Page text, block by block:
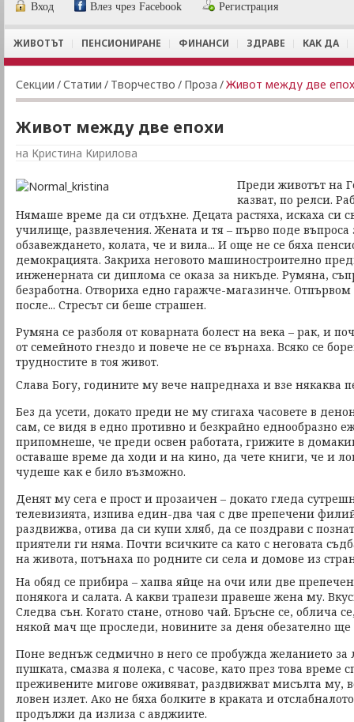
Вход Влез чрез Facebook Регистрация
ЖИВОТЪТ ПЕНСИОНИРАНЕ ФИНАНСИ ЗДРАВЕ КАК ДА
Секции /Статии / Творчество / Проза /Живот между две
Живот между две епохи
на Кристина Кирилова
Преди животът на
казват, по релси.
Нямаше време да си отдъхне. Децата растяха, искаха си
училище, развлечения. Жената и тя – първо поде
обзавеждането, колата, че и вила... И още не се бяха
демокрацията. Закриха неговото машиностроително
инженерната си диплома се оказа за никъде. Румяна,
безработна. Отвориха едно гаражче-магазинче.
после... Стресът си беше страшен.
Румяна се разболя от коварната болест на века – рак, и
от семейното гнездо и повече не се върнаха. Всяко се
трудностите в тоя живот.
Слава Богу, годините му вече напреднаха и взе някаква
Без да усети, докато преди не му стигаха часовете в
сам, се видя в едно противно и безкрайно еднообразно
припомнеше, че преди освен работата, грижите в
оставаше време да ходи и на кино, да чете книги, че и
чудеше как е било възможно.
Денят му сега е прост и прозаичен – докато гледа
телевизията, изпива един-два чая с две препечени
раздвижва, отива да си купи хляб, да се поздрави с
приятели ги няма. Почти всичките са като с неговата
на живота, потънаха по родните си села и домове из
На обяд се прибира – хапва яйце на очи или две
понякога и салата. А какви трапези правеше жена му.
Следва сън. Когато стане, отново чай. Бръсне се, облича
някой мач ще проследи, новините за деня обезателно
Поне веднъж седмично в него се пробужда желанието за
пушката, смазва я полека, с часове, като през това време
преживените мигове оживяват, раздвижват мисълта му,
ловен излет. Ако не бяха болките в краката и
продължи да излиза с авджиите.